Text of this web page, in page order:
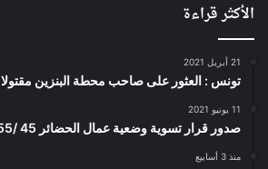
الأكثر قراءة
21 أبريل 2021
تونس : العثور على صاحب محطة البنزين مقتولا
11 يونيو 2021
صدور قرار تسوية وضعية عمال الحضائر 45 /55 بالرائد الرسمي.
منذ 3 أسابيع